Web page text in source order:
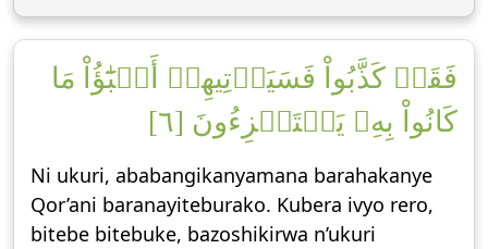
فَقَدۡ كَذَّبُواْ فَسَيَأۡتِيهِمۡ أَنۢبَٰٓؤُاْ مَا
كَانُواْ بِهِۦ يَسۡتَهۡزِءُونَ [٦]
Ni ukuri, ababangikanyamana barahakanye
Qor’ani baranayiteburako. Kubera ivyo rero,
bitebe bitebuke, bazoshikirwa n’ukuri